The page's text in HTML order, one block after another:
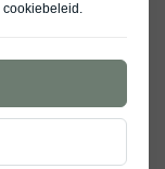
cookiebeleid .